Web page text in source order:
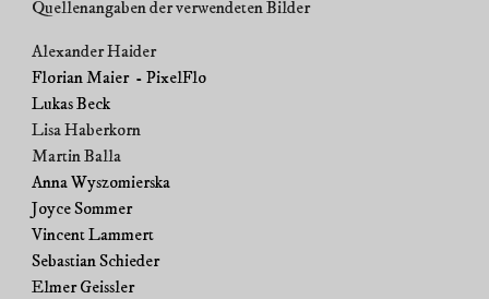
Quellenangaben der verwendeten Bilder
Alexander Haider
Florian Maier - PixelFlo
Lukas Beck
Lisa Haberkorn
Martin Balla
Anna Wyszomierska
Joyce Sommer
Vincent Lammert
Sebastian Schieder
Elmer Geissler